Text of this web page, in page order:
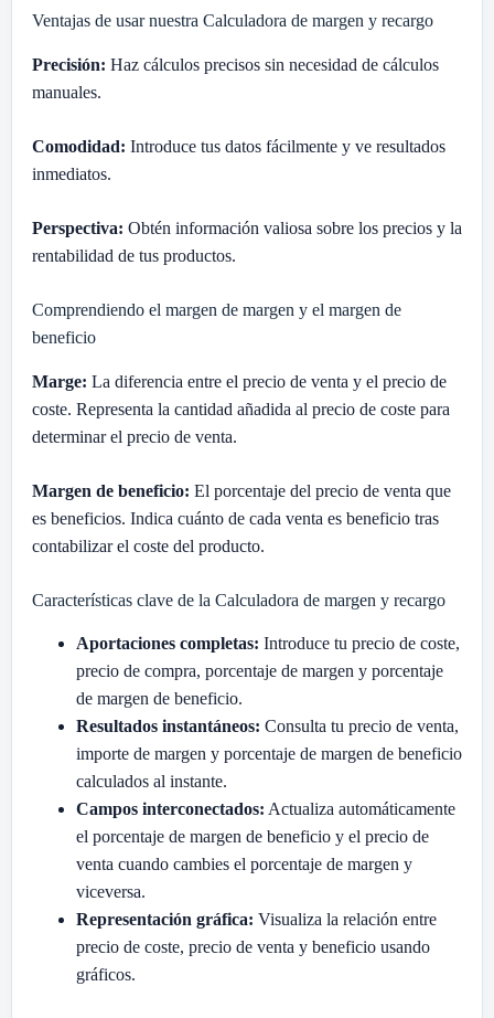
Ventajas de usar nuestra Calculadora de margen y recargo
Precisión: Haz cálculos precisos sin necesidad de cálculos
manuales.
Comodidad: Introduce tus datos fácilmente y ve resultados
inmediatos.
Perspectiva: Obtén información valiosa sobre los precios y la
rentabilidad de tus productos.
Comprendiendo el margen de margen y el margen de
beneficio
Marge: La diferencia entre el precio de venta y el precio de
coste. Representa la cantidad añadida al precio de coste para
determinar el precio de venta.
Margen de beneficio: El porcentaje del precio de venta que
es beneficios. Indica cuánto de cada venta es beneficio tras
contabilizar el coste del producto.
Características clave de la Calculadora de margen y recargo
Aportaciones completas: Introduce tu precio de coste,
precio de compra, porcentaje de margen y porcentaje
de margen de beneficio.
Resultados instantáneos: Consulta tu precio de venta,
importe de margen y porcentaje de margen de beneficio
calculados al instante.
Campos interconectados: Actualiza automáticamente
el porcentaje de margen de beneficio y el precio de
venta cuando cambies el porcentaje de margen y
viceversa.
Representación gráfica: Visualiza la relación entre
precio de coste, precio de venta y beneficio usando
gráficos.